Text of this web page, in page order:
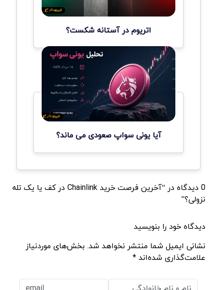
اتریوم در آستانه شکست؟
آیا یونی سواپ صعودی می ماند؟
0 دیدگاه در “آخرین فرصت خرید Chainlink در کف یا یک تله
نزولی؟”
دیدگاه خود را بنویسید
نشانی ایمیل شما منتشر نخواهد شد. بخش‌های موردنیاز
علامت‌گذاری شده‌اند *